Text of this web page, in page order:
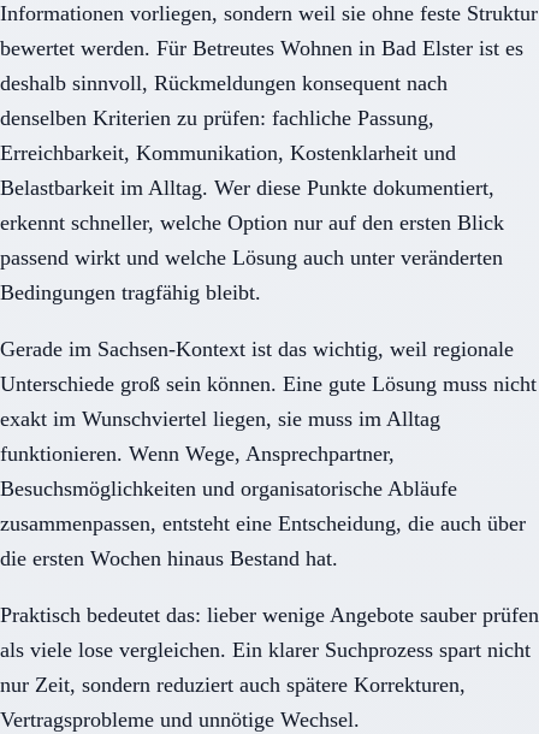
Informationen vorliegen, sondern weil sie ohne feste Struktur
bewertet werden. Für Betreutes Wohnen in Bad Elster ist es
deshalb sinnvoll, Rückmeldungen konsequent nach
denselben Kriterien zu prüfen: fachliche Passung,
Erreichbarkeit, Kommunikation, Kostenklarheit und
Belastbarkeit im Alltag. Wer diese Punkte dokumentiert,
erkennt schneller, welche Option nur auf den ersten Blick
passend wirkt und welche Lösung auch unter veränderten
Bedingungen tragfähig bleibt.
Gerade im Sachsen-Kontext ist das wichtig, weil regionale
Unterschiede groß sein können. Eine gute Lösung muss nicht
exakt im Wunschviertel liegen, sie muss im Alltag
funktionieren. Wenn Wege, Ansprechpartner,
Besuchsmöglichkeiten und organisatorische Abläufe
zusammenpassen, entsteht eine Entscheidung, die auch über
die ersten Wochen hinaus Bestand hat.
Praktisch bedeutet das: lieber wenige Angebote sauber prüfen
als viele lose vergleichen. Ein klarer Suchprozess spart nicht
nur Zeit, sondern reduziert auch spätere Korrekturen,
Vertragsprobleme und unnötige Wechsel.